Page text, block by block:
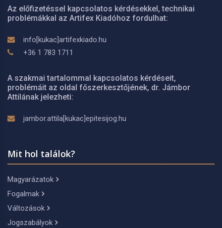
Az előfizetéssel kapcsolatos kérdésekkel, technikai
problémákkal az Artifex Kiadóhoz fordulhat:
info[kukac]artifexkiado.hu
+36 1 783 1711
A szakmai tartalommal kapcsolatos kérdéseit,
problémáit az oldal főszerkesztőjének, dr. Jámbor
Attilának jelezheti:
jambor.attila[kukac]epitesijog.hu
Mit hol találok?
Magyarázatok
Fogalmak
Változások
Jogszabályok